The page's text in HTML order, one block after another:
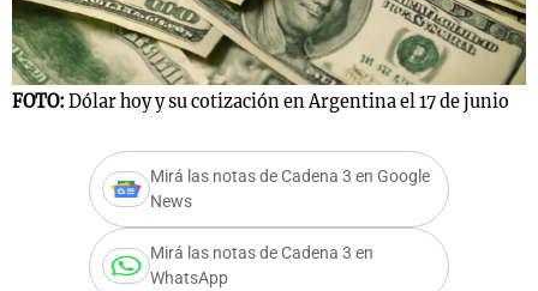
FOTO: Dólar hoy y su cotización en Argentina el 17 de junio
Mirá las notas de Cadena 3 en Google
News
Mirá las notas de Cadena 3 en
WhatsApp